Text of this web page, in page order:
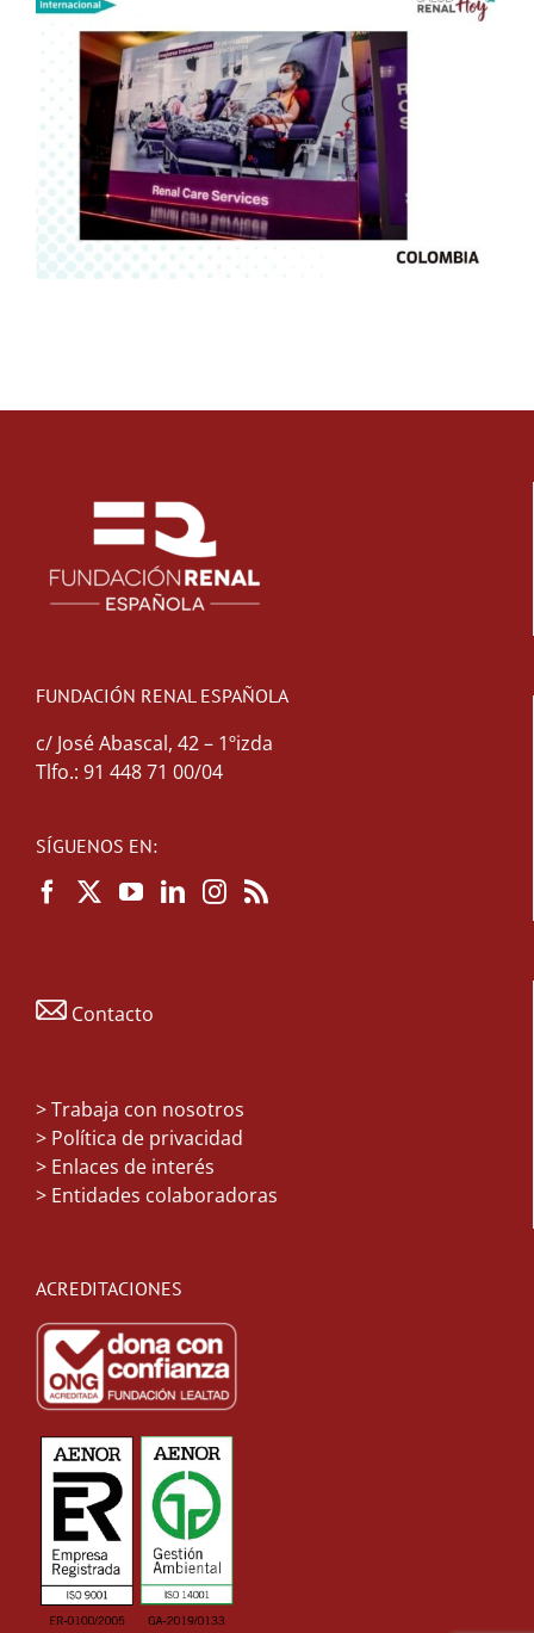
FUNDACIÓN RENAL ESPAÑOLA
c/ José Abascal, 42 – 1ºizda
Tlfo.: 91 448 71 00/04
SÍGUENOS EN:
Contacto
>Trabaja con nosotros
> Política de privacidad
> Enlaces de interés
> Entidades colaboradoras
ACREDITACIONES